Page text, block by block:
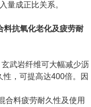
比关系。
料抗氧化老化及疲劳耐
武岩纤维可大幅减少沥
性，可提高达400倍。因
耐久性及使用